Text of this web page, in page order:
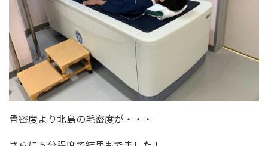
骨密度より北島の毛密度が・・・